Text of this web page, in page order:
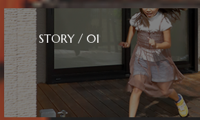
STORY / 01